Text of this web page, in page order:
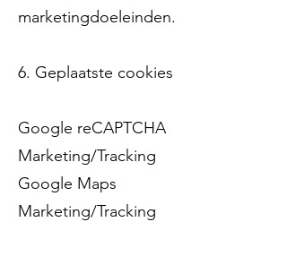
marketingdoeleinden.
6. Geplaatste cookies
Google reCAPTCHA
Marketing/Tracking
Google Maps
Marketing/Tracking